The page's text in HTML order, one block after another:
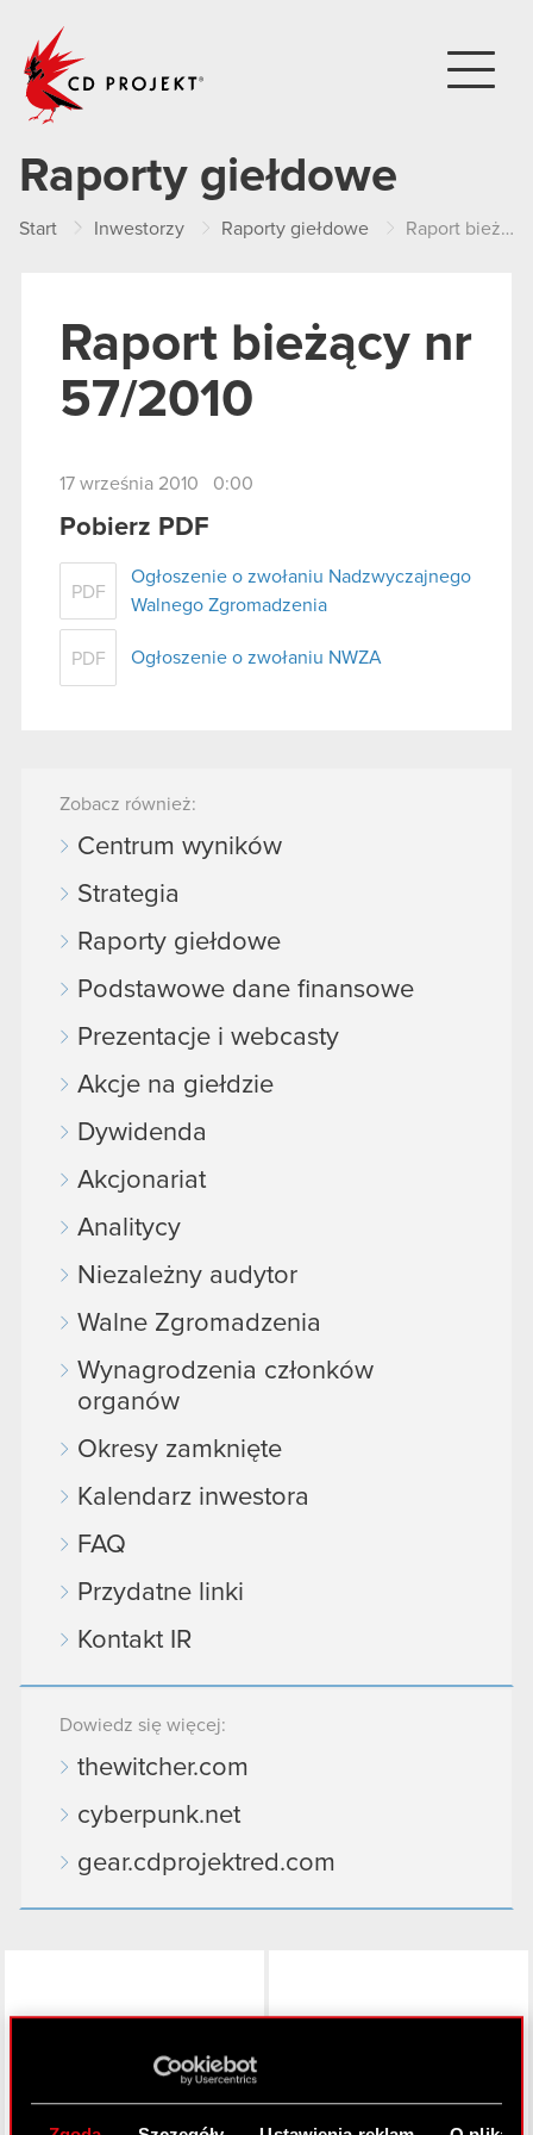
Raporty giełdowe
Start Inwestorzy Raporty giełdowe Raport bieżący nr 57/2010
Raport bieżący nr
57/2010
17 września 2010 0:00
Pobierz PDF
PDF
Ogłoszenie o zwołaniu Nadzwyczajnego
Walnego Zgromadzenia
PDF Ogłoszenie o zwołaniu NWZA
Zobacz również:
Centrum wyników
Strategia
Raporty giełdowe
Podstawowe dane finansowe
Prezentacje i webcasty
Akcje na giełdzie
Dywidenda
Akcjonariat
Analitycy
Niezależny audytor
Walne Zgromadzenia
Wynagrodzenia członków
organów
Okresy zamknięte
Kalendarz inwestora
FAQ
Przydatne linki
Kontakt IR
Dowiedz się więcej:
thewitcher.com
cyberpunk.net
gear.cdprojektred.com